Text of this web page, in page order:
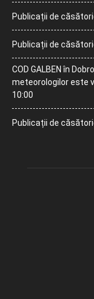
Publicații de
Publicații de
COD GALBEN în
meteorologilor este
10:00
Publicații de